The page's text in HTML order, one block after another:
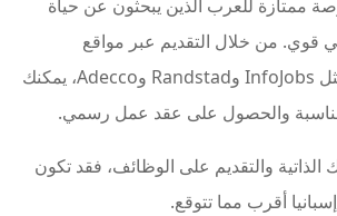
ممتازة للعرب الذين يبحثون عن حياة
من خلال التقديم عبر مواقع
التوظيف الرسمية مثل InfoJobs وRandstad وAdecco، يمكنك
والحصول على عقد عمل رسمي.
الذاتية والتقديم على الوظائف، فقد تكون
أقرب مما تتوقع.